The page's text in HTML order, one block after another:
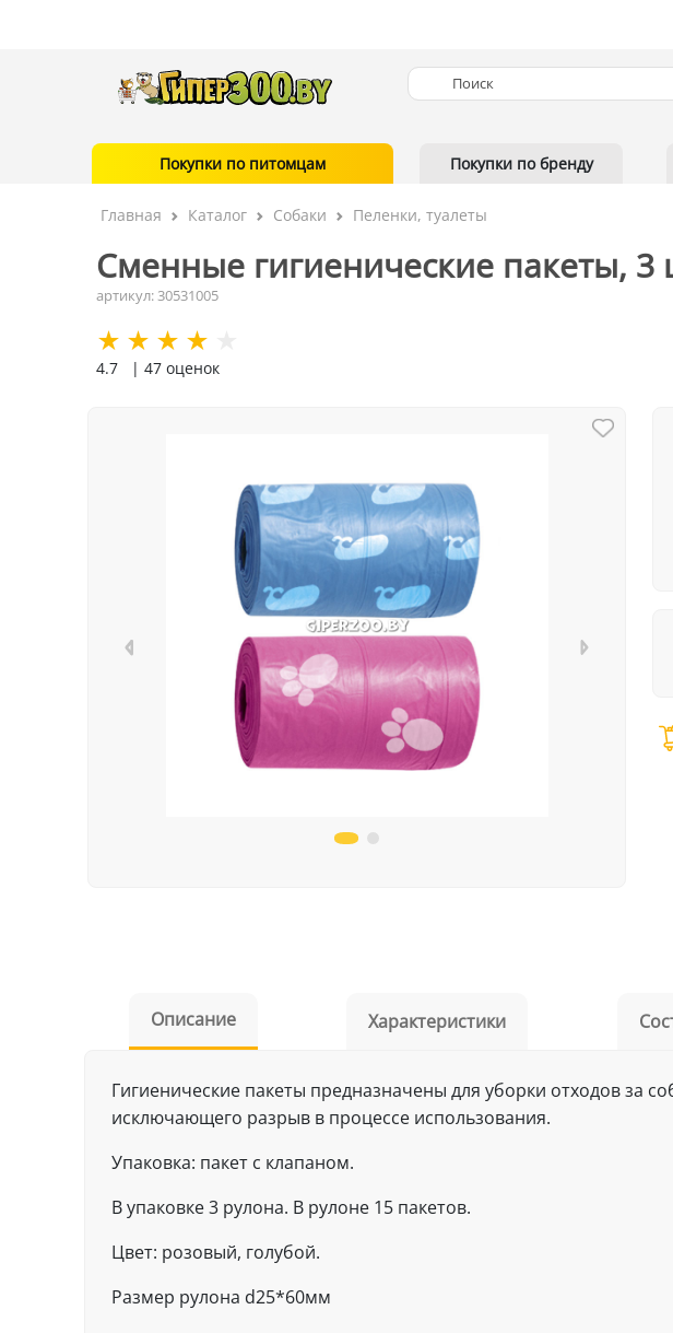
Покупки по питомцам Покупки по бренду
Главная Каталог Собаки Пеленки, туалеты
Сменные гигиенические пакеты, 3
артикул: 30531005
4.7 | 47 оценок
Описание Характеристики
Гигиенические пакеты предназначены для уборки отходов за
исключающего разрыв в процессе использования.
Упаковка: пакет с клапаном.
В упаковке 3 рулона. В рулоне 15 пакетов.
Цвет: розовый, голубой.
Размер рулона d25*60мм